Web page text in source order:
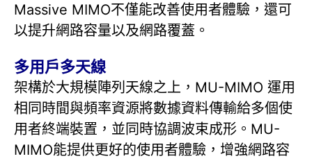
Massive MIMO不僅能改善使用者體驗，還可
以提升網路容量以及網路覆蓋。
多用戶多天線
架構於大規模陣列天線之上，MU-MIMO 運用
相同時間與頻率資源將數據資料傳輸給多個使
用者終端裝置，並同時協調波束成形。MU-
MIMO能提供更好的使用者體驗，增強網路容